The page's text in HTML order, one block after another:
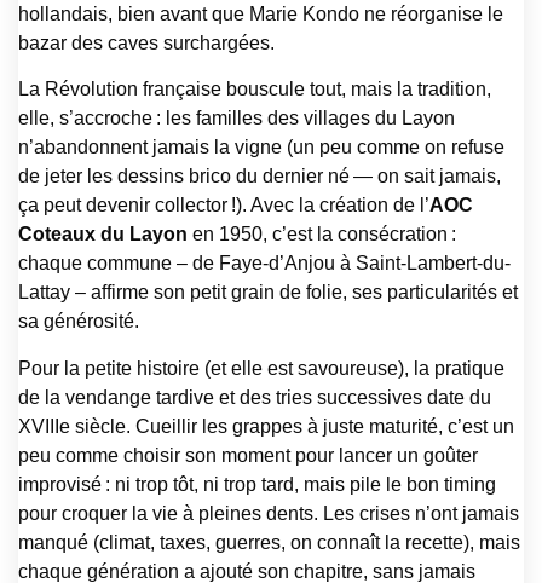
hollandais, bien avant que Marie Kondo ne réorganise le
bazar des caves surchargées.
La Révolution française bouscule tout, mais la tradition,
elle, s’accroche : les familles des villages du Layon
n’abandonnent jamais la vigne (un peu comme on refuse
de jeter les dessins brico du dernier né — on sait jamais,
ça peut devenir collector !). Avec la création de l’AOC
Coteaux du Layon en 1950, c’est la consécration :
chaque commune – de Faye-d’Anjou à Saint-Lambert-du-
Lattay – affirme son petit grain de folie, ses particularités et
sa générosité.
Pour la petite histoire (et elle est savoureuse), la pratique
de la vendange tardive et des tries successives date du
XVIIIe siècle. Cueillir les grappes à juste maturité, c’est un
peu comme choisir son moment pour lancer un goûter
improvisé : ni trop tôt, ni trop tard, mais pile le bon timing
pour croquer la vie à pleines dents. Les crises n’ont jamais
manqué (climat, taxes, guerres, on connaît la recette), mais
chaque génération a ajouté son chapitre, sans jamais